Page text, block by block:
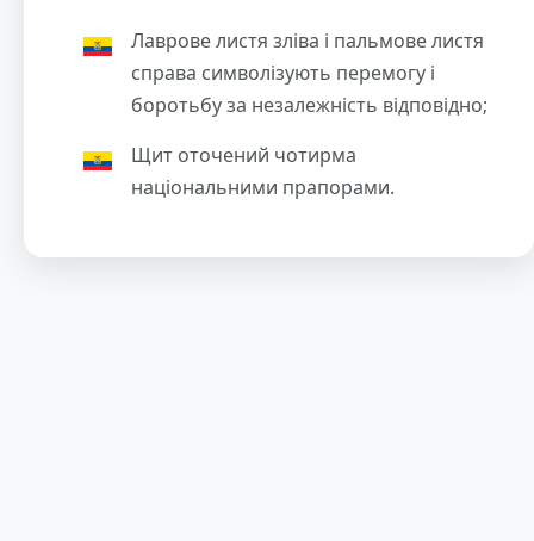
Лаврове листя зліва і пальмове листя
справа символізують перемогу і
боротьбу за незалежність відповідно;
Щит оточений чотирма
національними прапорами.